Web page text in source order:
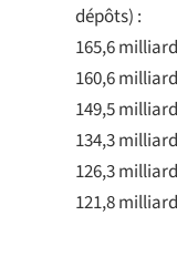
dépôts) :
165,6
160,6
149,5
134,3
126,3
121,8